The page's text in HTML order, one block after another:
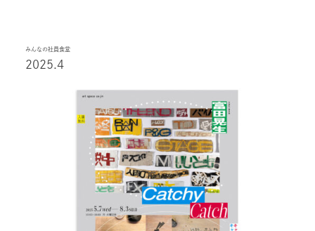
みんなの社員食堂
2025.4